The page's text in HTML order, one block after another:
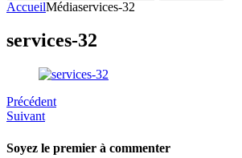
AccueilMédiaservices-32
services-32
Précédent
Suivant
Soyez le premier à commenter